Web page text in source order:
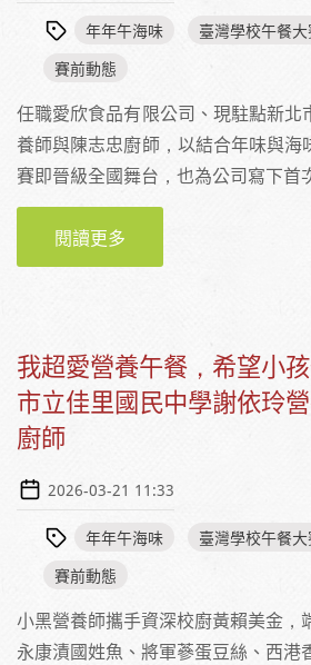
年年午海味 臺灣學校午餐
賽前動態
任職愛欣食品有限公司、現駐點新北
養師與陳志忠廚師，以結合年味與
賽即晉級全國舞台，也為公司寫下首
閱讀更多
—專訪愛欣食品有限公
我超愛營養午餐，希望小
市立佳里國民中學謝依玲
廚師
2026-03-21 11:33
年年午海味 臺灣學校午餐
賽前動態
小黑營養師攜手資深校廚黃賴美金，
永康漬國姓魚、將軍蔘蛋豆絲、西港